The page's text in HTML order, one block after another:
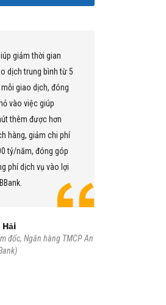
giảm thời gian
dịch trung bình từ 5
giao dịch, đóng
vào việc giúp
thêm được hơn
hàng, giảm chi phí
tỷ/năm, đóng góp
phí dịch vụ vào lợi
Hải
đốc, Ngân hàng TMCP An